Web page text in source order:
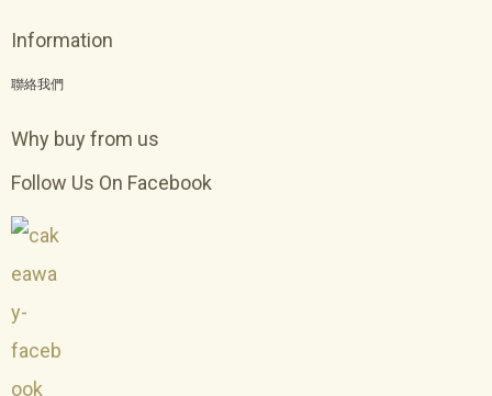
Information
聯絡我們
Why buy from us
Follow Us On Facebook